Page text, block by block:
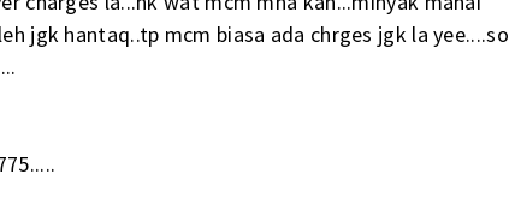
jgk hantaq..tp mcm biasa ada chrges jgk la yee....so